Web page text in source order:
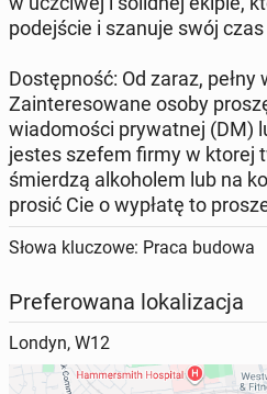
podejście i szanuje swój
Dostępność: Od zaraz,
​Zainteresowane osoby
wiadomości prywatnej (DM)
jestes szefem firmy w ktorej
śmierdzą alkoholem lub na
prosić Cie o wypłatę to
Słowa kluczowe: Praca budowa
Preferowana lokalizacja
Londyn, W12